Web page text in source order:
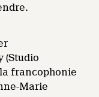
(Studio
francophonie
Marie